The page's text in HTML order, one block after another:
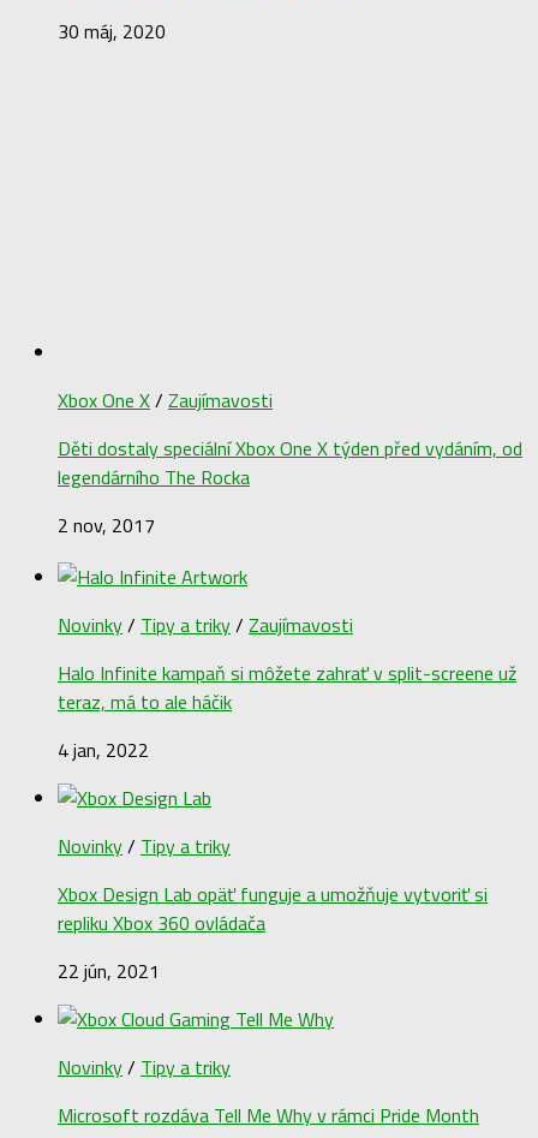
30 máj, 2020
Xbox One X/ Zaujímavosti
Děti dostaly speciální Xbox One X týden před vydáním, od
legendárního The Rocka
2 nov, 2017
Novinky/ Tipy a triky/ Zaujímavosti
Halo Infinite kampaň si môžete zahrať v split-screene už
teraz, má to ale háčik
4 jan, 2022
Novinky/ Tipy a triky
Xbox Design Lab opäť funguje a umožňuje vytvoriť si
repliku Xbox 360 ovládača
22 jún, 2021
Novinky/ Tipy a triky
Microsoft rozdáva Tell Me Why v rámci Pride Month